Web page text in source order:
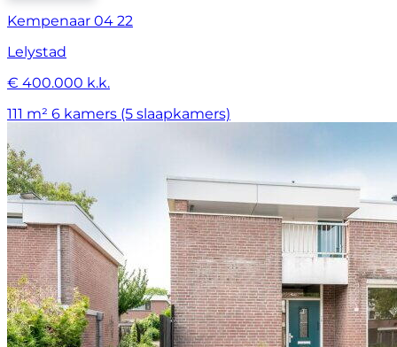
Kempenaar 04 22
Lelystad
€ 400.000 k.k.
111 m² 6 kamers (5 slaapkamers)